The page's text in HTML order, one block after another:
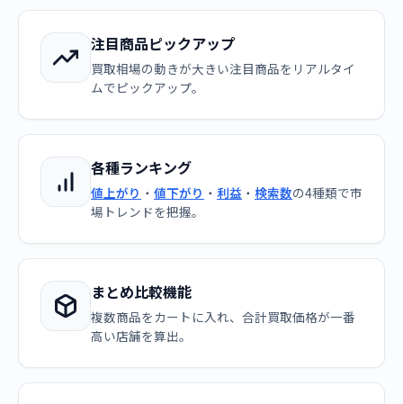
注目商品ピックアップ
買取相場の動きが大きい注目商品をリアルタイ
ムでピックアップ。
各種ランキング
値上がり ・ 値下がり ・ 利益 ・ 検索数の4種類で市
場トレンドを把握。
まとめ比較機能
複数商品をカートに入れ、合計買取価格が一番
高い店舗を算出。